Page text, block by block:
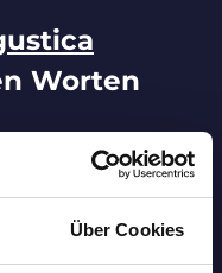
Über Cookies
Worten
, die sich als
und
Bei einer
Ligustica